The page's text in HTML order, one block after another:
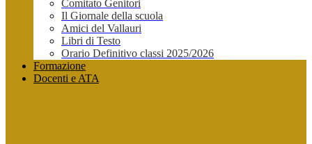
Comitato Genitori
Il Giornale della scuola
Amici del Vallauri
Libri di Testo
Orario Definitivo classi 2025/2026
Formazione
Docenti e ATA